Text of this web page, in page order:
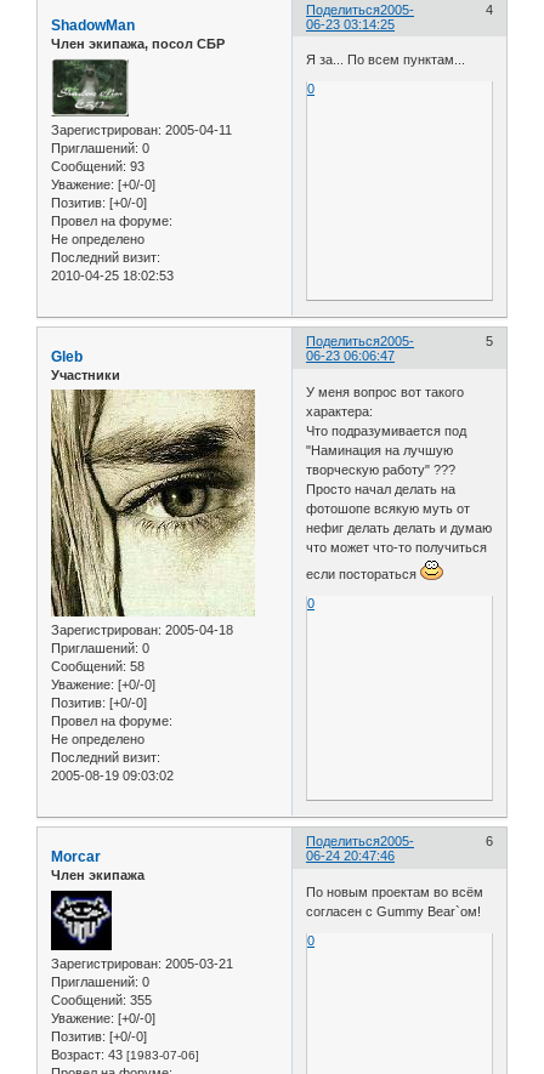
Поделиться 4
2005-
06-23 03:14:25
ShadowMan
Член экипажа, посол СБР
Зарегистрирован: 2005-04-11
Приглашений: 0
Сообщений: 93
Уважение: [+0/-0]
Позитив: [+0/-0]
Провел на форуме:
Не определено
Последний визит:
2010-04-25 18:02:53
Я за... По всем пунктам...
0
Поделиться 5
2005-
06-23 06:06:47
Gleb
Участники
Зарегистрирован: 2005-04-18
Приглашений: 0
Сообщений: 58
Уважение: [+0/-0]
Позитив: [+0/-0]
Провел на форуме:
Не определено
Последний визит:
2005-08-19 09:03:02
У меня вопрос вот такого
характера:
Что подразумивается под
"Наминация на лучшую
творческую работу" ???
Просто начал делать на
фотошопе всякую муть от
нефиг делать делать и думаю
что может что-то получиться
если постораться
0
Поделиться 6
2005-
06-24 20:47:46
Morcar
Член экипажа
Зарегистрирован: 2005-03-21
Приглашений: 0
Сообщений: 355
Уважение: [+0/-0]
Позитив: [+0/-0]
Возраст: 43 [1983-07-06]
По новым проектам во всём
согласен с Gummy Bear`ом!
0